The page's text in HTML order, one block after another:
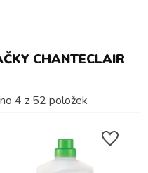
CHANTECLAIR
4 z 52 položek